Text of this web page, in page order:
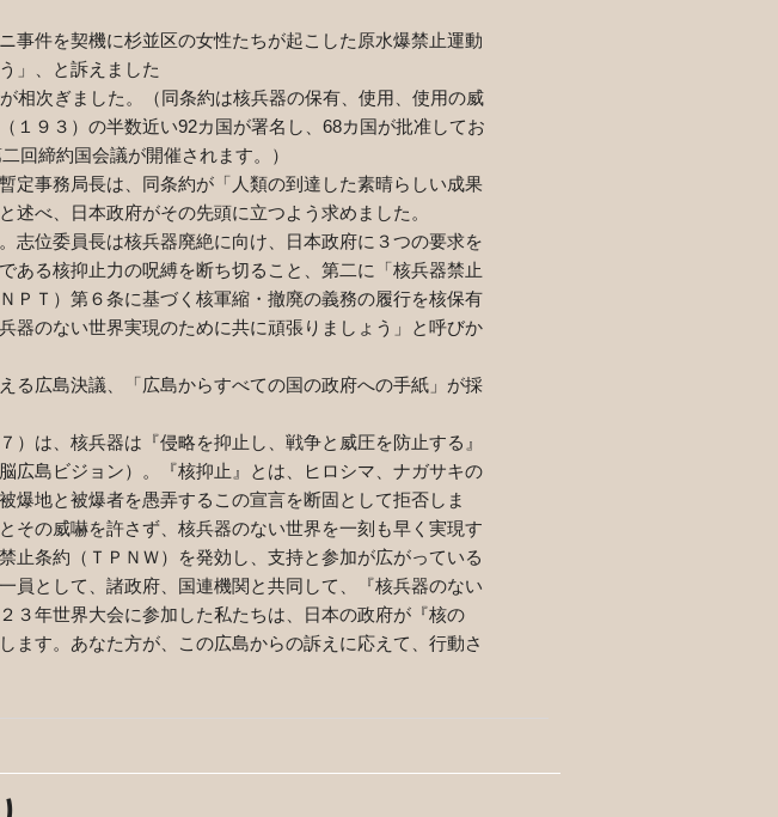
件を契機に杉並区の女性たちが起こした原水爆禁止運動
」、と訴えました
相次ぎました。（同条約は核兵器の保有、使用、使用の威
１９３）の半数近い92カ国が署名し、 68カ国が批准してお
回締約国会議が開催されます。）
事務局長は、同条約が「人類の到達した素晴らしい成果
べ、日本政府がその先頭に立つよう求めました。
位委員長は核兵器廃絶に向け、日本政府に３つの要求を
ある核抑止力の呪縛を断ち切ること、第二に「核兵器禁止
ＰＴ）第６条に基づく核軍縮・撤廃の義務の履行を核保有
器のない世界実現のために共に頑張りましょう」と呼びか
広島決議、「広島からすべての国の政府への手紙」が採
は、核兵器は『侵略を抑止し、戦争と威圧を防止する』
広島ビジョン）。『核抑止』とは、ヒロシマ、ナガサキの
爆地と被爆者を愚弄するこの宣言を断固として拒否しま
その威嚇を許さず、核兵器のない世界を一刻も早く実現す
条約（ＴＰＮＷ）を発効し、支持と参加が広がっている
として、諸政府、国連機関と共同して、『核兵器のない
３年世界大会に参加した私たちは、日本の政府が『核の
ます。あなた方が、この広島からの訴えに応えて、行動さ